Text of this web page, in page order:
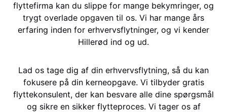
flyttefirma kan du slippe for mange bekymringer, og
trygt overlade opgaven til os. Vi har mange års
erfaring inden for erhvervsflytninger, og vi kender
Hillerød ind og ud.
Lad os tage dig af din erhvervsflytning, så du kan
fokusere på din kerneopgave. Vi tilbyder gratis
flyttekonsulent, der kan besvare alle dine spørgsmål
og sikre en sikker flytteproces. Vi tager os af